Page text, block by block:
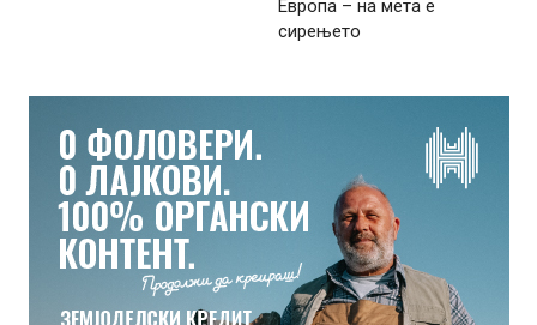
Европа – на мета е
сирењето